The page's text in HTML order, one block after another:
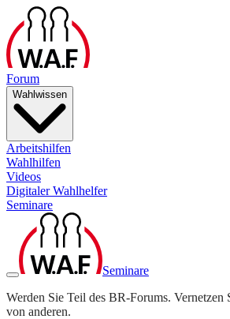
Forum
Wahlwissen
Arbeitshilfen
Wahlhilfen
Videos
Digitaler Wahlhelfer
Seminare
Seminare
Werden Sie Teil des BR-Forums. Vernetzen
von anderen.